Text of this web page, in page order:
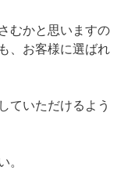
むかと思いますの
、お客様に選ばれ
ていただけるよう
。